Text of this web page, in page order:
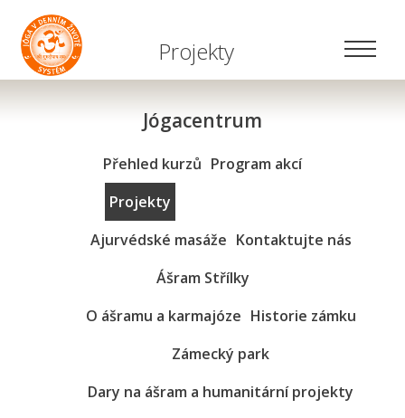
Projekty
Jógacentrum
Přehled kurzů Program akcí
Projekty
Ajurvédské masáže Kontaktujte nás
Ášram Střílky
O ášramu a karmajóze Historie zámku
Zámecký park
Dary na ášram a humanitární projekty